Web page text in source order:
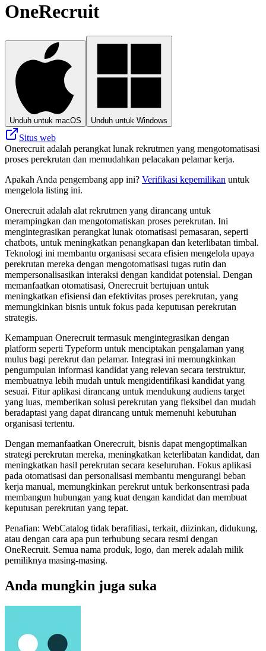
OneRecruit
Unduh untuk macOS Unduh untuk Windows
Situs web
Onerecruit adalah perangkat lunak rekrutmen yang mengotomatisasi
proses perekrutan dan memudahkan pelacakan pelamar kerja.
Apakah Anda pengembang app ini? Verifikasi kepemilikan untuk
mengelola listing ini.
Onerecruit adalah alat rekrutmen yang dirancang untuk
merampingkan dan mengotomatiskan proses perekrutan. Ini
mengintegrasikan perangkat lunak otomatisasi pemasaran, seperti
chatbots, untuk meningkatkan penangkapan dan keterlibatan timbal.
Teknologi ini membantu organisasi secara efisien mengelola upaya
perekrutan mereka dengan mengotomatisasi tugas rutin dan
mempersonalisasikan interaksi dengan kandidat potensial. Dengan
memanfaatkan otomatisasi, Onerecruit bertujuan untuk
meningkatkan efisiensi dan efektivitas proses perekrutan, yang
memungkinkan bisnis untuk fokus pada keputusan perekrutan
strategis.
Kemampuan Onerecruit termasuk mengintegrasikan dengan
platform seperti Typeform untuk menciptakan pengalaman yang
mulus bagi perekrut dan pelamar. Integrasi ini memungkinkan
pengumpulan informasi kandidat yang relevan secara terstruktur,
membuatnya lebih mudah untuk mengidentifikasi kandidat yang
sesuai. Fitur aplikasi dirancang untuk mendukung audiens target
yang luas, memberikan solusi perekrutan yang fleksibel dan mudah
beradaptasi yang dapat dirancang untuk memenuhi kebutuhan
organisasi tertentu.
Dengan memanfaatkan Onerecruit, bisnis dapat mengoptimalkan
strategi perekrutan mereka, meningkatkan keterlibatan kandidat, dan
meningkatkan hasil perekrutan secara keseluruhan. Fokus aplikasi
pada otomatisasi dan personalisasi membantu mengurangi beban
kerja manual, memungkinkan perekrut untuk berkonsentrasi pada
membangun hubungan yang kuat dengan kandidat dan membuat
keputusan perekrutan yang tepat.
Penafian: WebCatalog tidak berafiliasi, terkait, diizinkan, didukung,
atau dengan cara apa pun terhubung secara resmi dengan
OneRecruit. Semua nama produk, logo, dan merek adalah milik
pemiliknya masing-masing.
Anda mungkin juga suka